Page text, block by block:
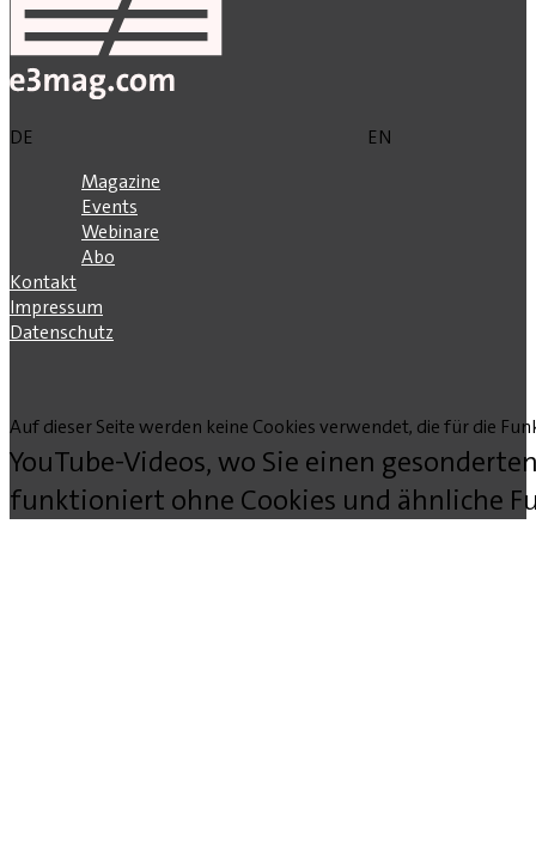
DE
EN
Magazine
Events
Webinare
Abo
Kontakt
Impressum
Datenschutz
Auf dieser Seite werden keine Cookies verwendet, die für die
YouTube-Videos, wo Sie einen
funktioniert ohne Cookies und ähnliche